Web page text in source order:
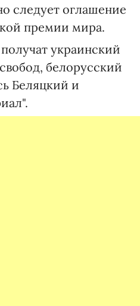
следует оглашение
премии мира.
украинский
белорусский
Беляцкий и